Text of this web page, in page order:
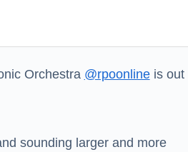
Orchestra @rpoonlineis out
sounding larger and more